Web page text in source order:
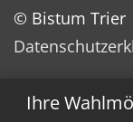
Ihre
© Bistum Trier